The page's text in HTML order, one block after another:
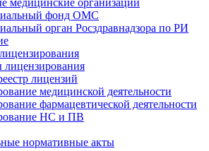
фонд ОМС
орган Росздравнадзора по РИ
лицензирования
лицензий
медицинской деятельности
фармацевтической деятельности
НС и ПВ
нормативные акты